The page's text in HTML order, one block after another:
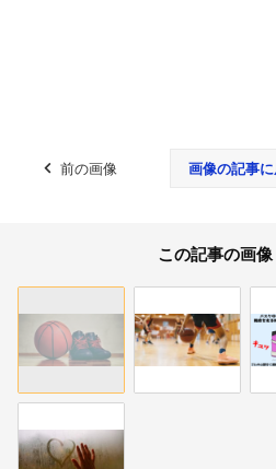
前の画像 画像の記事
この記事の画